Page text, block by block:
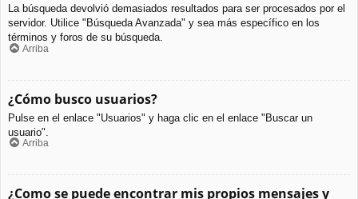
La búsqueda devolvió demasiados resultados para ser procesados por el
servidor. Utilice "Búsqueda Avanzada" y sea más específico en los
términos y foros de su búsqueda.
Arriba
¿Cómo busco usuarios?
Pulse en el enlace "Usuarios" y haga clic en el enlace "Buscar un
usuario".
Arriba
¿Como se puede encontrar mis propios mensajes y